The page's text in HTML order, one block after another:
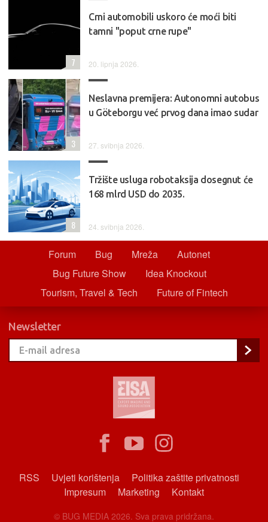
Crni automobili uskoro će moći biti
tamni "poput crne rupe"
20. lipnja 2026.
7
Neslavna premijera: Autonomni autobus
u Göteborgu već prvog dana imao sudar
27. svibnja 2026.
3
Tržište usluga robotaksija dosegnut će
168 mlrd USD do 2035.
24. svibnja 2026.
8
Forum Bug Mreža
Autonet
Bug Future Show
Idea Knockout
Tourism, Travel & Tech
Future of Fintech
Newsletter
RSS Uvjeti korištenja
Politika zaštite privatnosti
Impresum
Marketing Kontakt
© BUG MEDIA 2026. Sva prava pridržana.